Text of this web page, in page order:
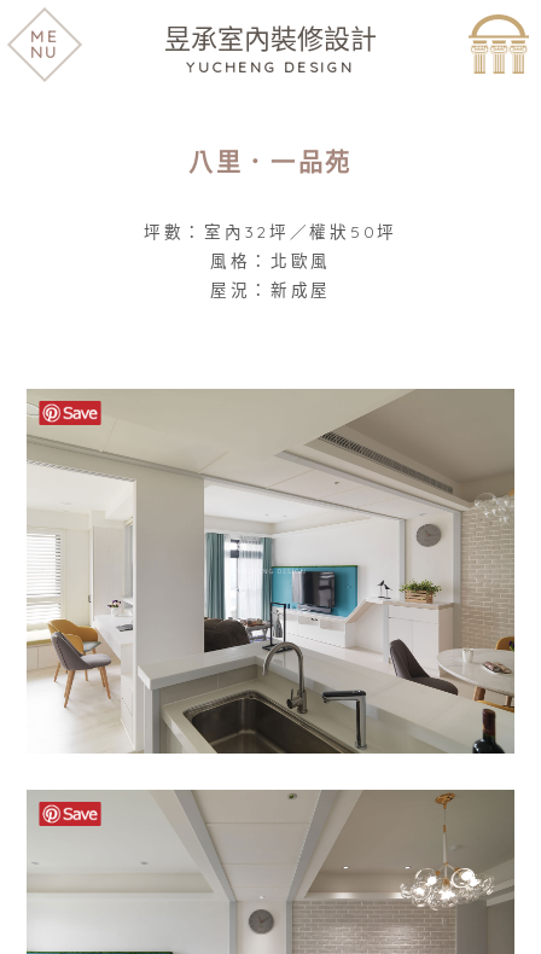
昱承室內裝修設計
YUCHENG DESIGN
ME
NU
八里．一品苑
坪數：室內32坪／權狀50坪
風格：北歐風
屋況：新成屋